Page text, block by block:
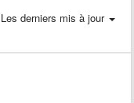
Les derniers mis à jour